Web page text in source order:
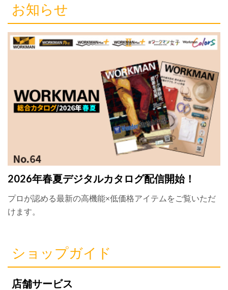
お知らせ
2026年春夏デジタルカタログ配信開始！
プロが認める最新の高機能×低価格アイテムをご覧いただ
けます。
ショップガイド
店舗サービス